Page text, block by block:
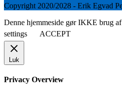
Copyright 2020/2028 - Erik Egvad
Denne hjemmeside gør IKKE brug
settings
ACCEPT
Luk
Privacy Overview